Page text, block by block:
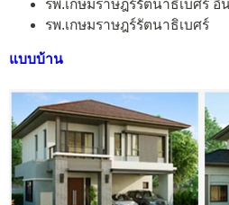
รพ.เกษมราษฎร์รัตนาธิเบศร์ อิ
รพ.เกษมราษฎร์รัตนาธิเบศร์
แบบบ้าน